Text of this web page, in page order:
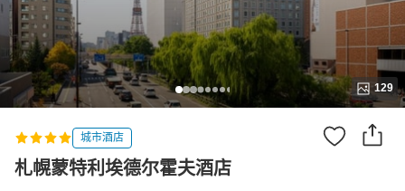
129
城市酒店
札幌蒙特利埃德尔霍夫酒店